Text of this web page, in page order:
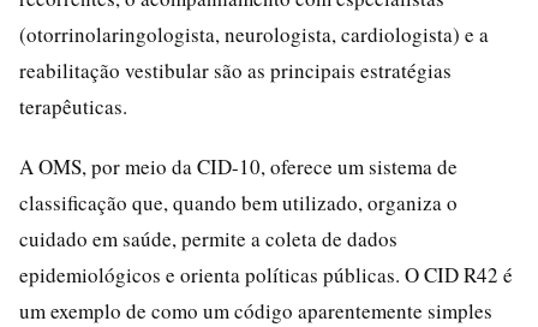
(otorrinolaringologista, neurologista, cardiologista) e a
reabilitação vestibular são as principais estratégias
terapêuticas.
A OMS, por meio da CID-10, oferece um sistema de
classificação que, quando bem utilizado, organiza o
cuidado em saúde, permite a coleta de dados
epidemiológicos e orienta políticas públicas. O CID R42 é
um exemplo de como um código aparentemente simples